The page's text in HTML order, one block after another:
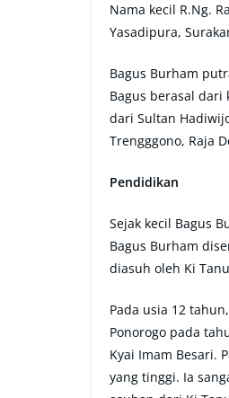
Nama kecil R.Ng.
Yasadipura,
Bagus Burham
Bagus berasal dari
dari Sultan
Trengggono, Raja
Pendidikan
Sejak kecil Bagus
Bagus Burham
diasuh oleh Ki
Pada usia 12
Ponorogo pada
Kyai Imam Besari.
yang tinggi. Ia